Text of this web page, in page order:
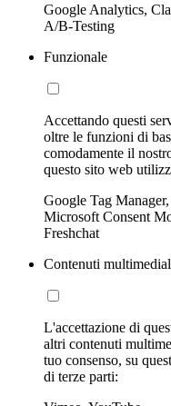
Google Analytics,
A/B-Testing
Funzionale
Accettando questi
oltre le funzioni di
comodamente il
questo sito web
Google Tag
Microsoft Consent
Freshchat
Contenuti
L'accettazione di
altri contenuti
tuo consenso, su
di terze parti: